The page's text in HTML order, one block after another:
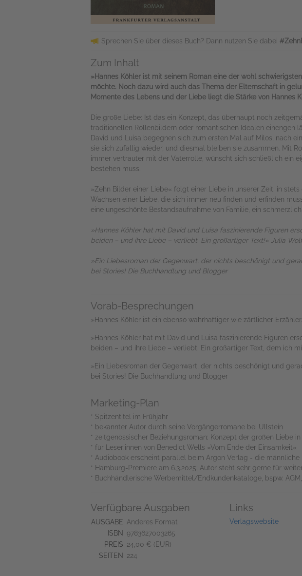
Sprechen Sie über dieses Buch? Dann nutzen Sie dabei
Zum Inhalt
»Hannes Köhler ist mit seinem Roman eine der wohl
möchte. Noch dazu wird auch das Thema der Elternschaft in
Momente des Lebens und der Liebe liegt die Stärke von Hannes
Die große Liebe: Ist das ein Konzept, das überhaupt noch
traditionellen Rollenbildern oder romantischen Idealen einengen
David und Luisa begegnen sich zum ersten Mal auf Milos, nach
sie sich zufällig wieder, und diesmal bleiben sie zusammen. Mit
immer vertrauter mit der Vaterrolle, wünscht sich schließlich ein
bestehen muss.
»Zehn Bilder einer Liebe« folgt einer Liebe in unserer Zeit; in
Wachsen einer Liebe, die sich immer neu finden und erfinden
eine ungeschönte Bestandsaufnahme von Familie, ein
»Hannes Köhler hat mit David und Luisa faszinierende Figuren
beiden – und ihre Liebe – verliebt. Ein großartiger Text!« Julia Wolf
»Ein Liebesroman der Gegenwart, der nichts beschönigt und
bei Stories! Die Buchhandlung und Blogger
Vorab-Besprechungen
»Hannes Köhler ist ein ebenso wahrhaftiger wie zärtlicher
»Hannes Köhler hat mit David und Luisa faszinierende Figuren
beiden – und ihre Liebe – verliebt. Ein großartiger Text, dem ich
»Ein Liebesroman der Gegenwart, der nichts beschönigt und
bei Stories! Die Buchhandlung und Blogger
Marketing-Plan
* Spitzentitel im Frühjahr
* bekannter Autor durch seine Vorgängerromane bei Ullstein
* zeitgenössischer Beziehungsroman; Konzept der großen Liebe
* für Leser:innen von Benedict Wells »Vom Ende der Einsamkeit«
* Audiobook erscheint parallel beim Argon Verlag - die
* Hamburg-Premiere am 6.3.2025; Autor steht sehr gerne für
* Buchhändlerische Werbemittel/Endkundenkataloge, bspw. AGM,
Verfügbare Ausgaben
AUSGABE Anderes Format
ISBN
9783627003265
PREIS 24,00 € (EUR)
SEITEN
224
Links
Verlagswebsite